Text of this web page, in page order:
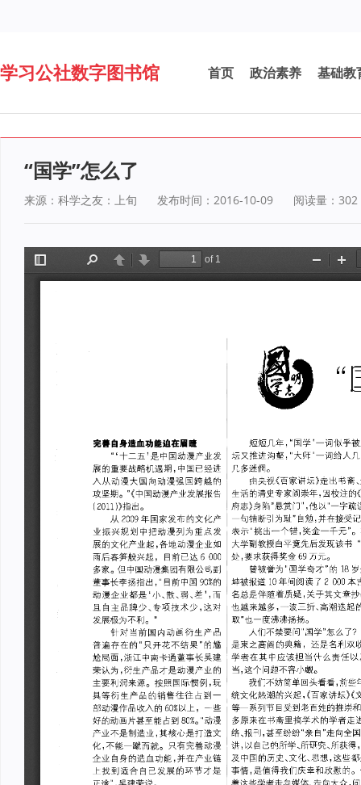
学习公社数字图书馆 首页 政治素养 基础教
“国学”怎么了
来源：科学之友：上旬 发布时间：2016-10-09 阅读量： 302